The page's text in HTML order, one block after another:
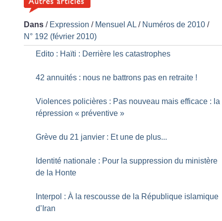
Dans / Expression / Mensuel AL / Numéros de 2010 /
N° 192 (février 2010)
Edito : Haïti : Derrière les catastrophes
42 annuités : nous ne battrons pas en retraite !
Violences policières : Pas nouveau mais efficace : la
répression « préventive »
Grève du 21 janvier : Et une de plus...
Identité nationale : Pour la suppression du ministère
de la Honte
Interpol : À la rescousse de la République islamique
d’Iran